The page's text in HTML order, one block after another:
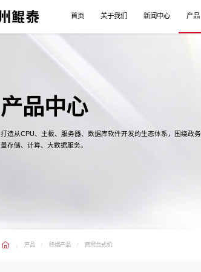
首页 关于我们 新闻中心 产品
产品中心
打造从CPU、主板、服务器、数据库软件开发的生态体系，围绕政
量存储、计算、大数据服务。
产品 终端产品 商用台式机